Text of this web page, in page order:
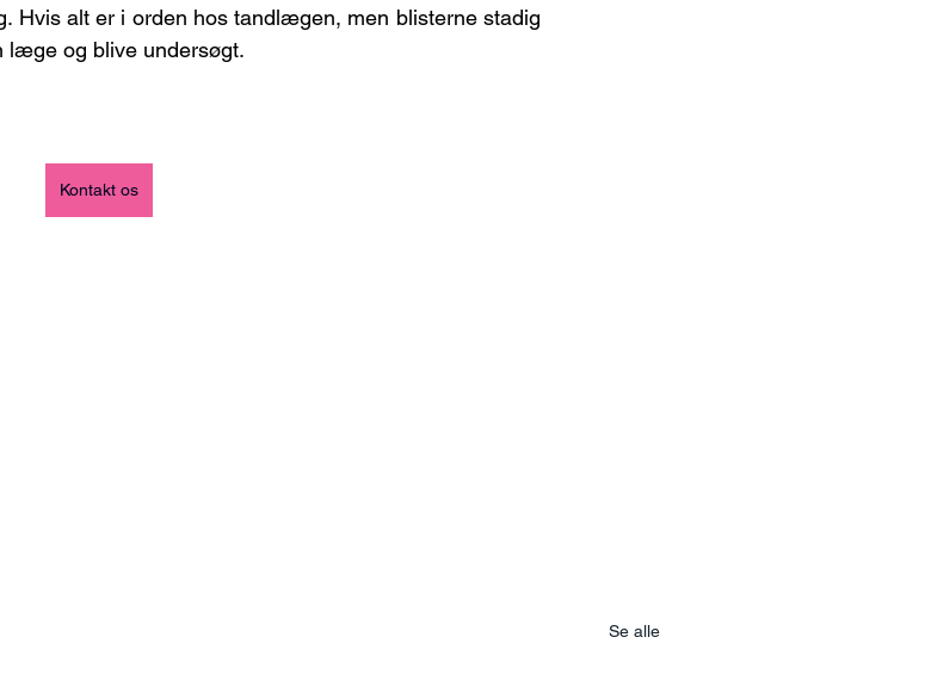
Hvis alt er i orden hos tandlægen, men blisterne stadig
læge og blive undersøgt.
Kontakt os
Se alle